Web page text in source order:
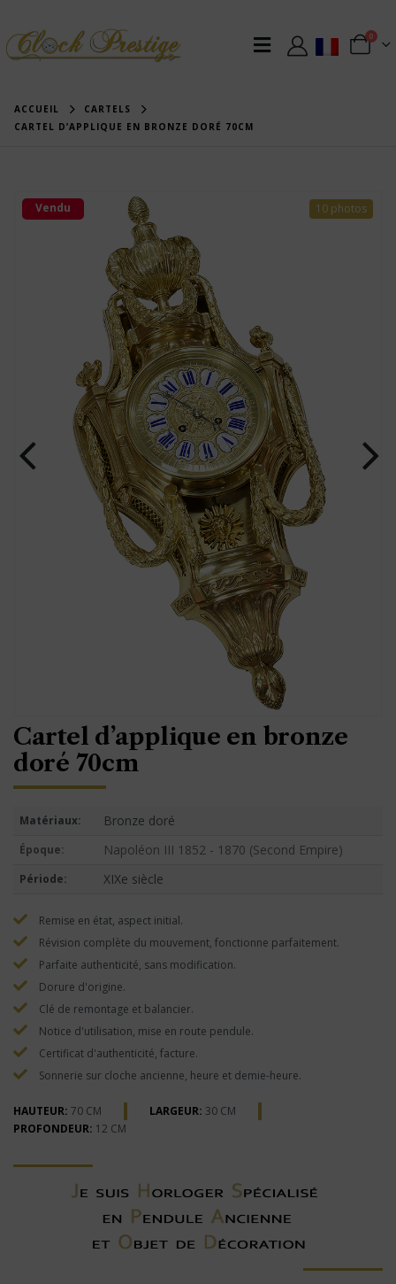
0
ACCUEIL
CARTELS
CARTEL D’APPLIQUE EN BRONZE DORÉ 70CM
10 photos
Vendu
Cartel d’applique en bronze
doré 70cm
Matériaux: Bronze doré
Époque: Napoléon III 1852 - 1870 (Second Empire)
Période: XIXe siècle
Remise en état, aspect initial.
Révision complète du mouvement, fonctionne parfaitement.
Parfaite authenticité, sans modification.
Dorure d'origine.
Clé de remontage et balancier.
Notice d'utilisation, mise en route pendule.
Certificat d'authenticité, facture.
Sonnerie sur cloche ancienne, heure et demie-heure.
HAUTEUR: 70 CM LARGEUR: 30 CM
PROFONDEUR: 12 CM